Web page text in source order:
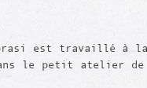
est travaillé à
le petit atelier de